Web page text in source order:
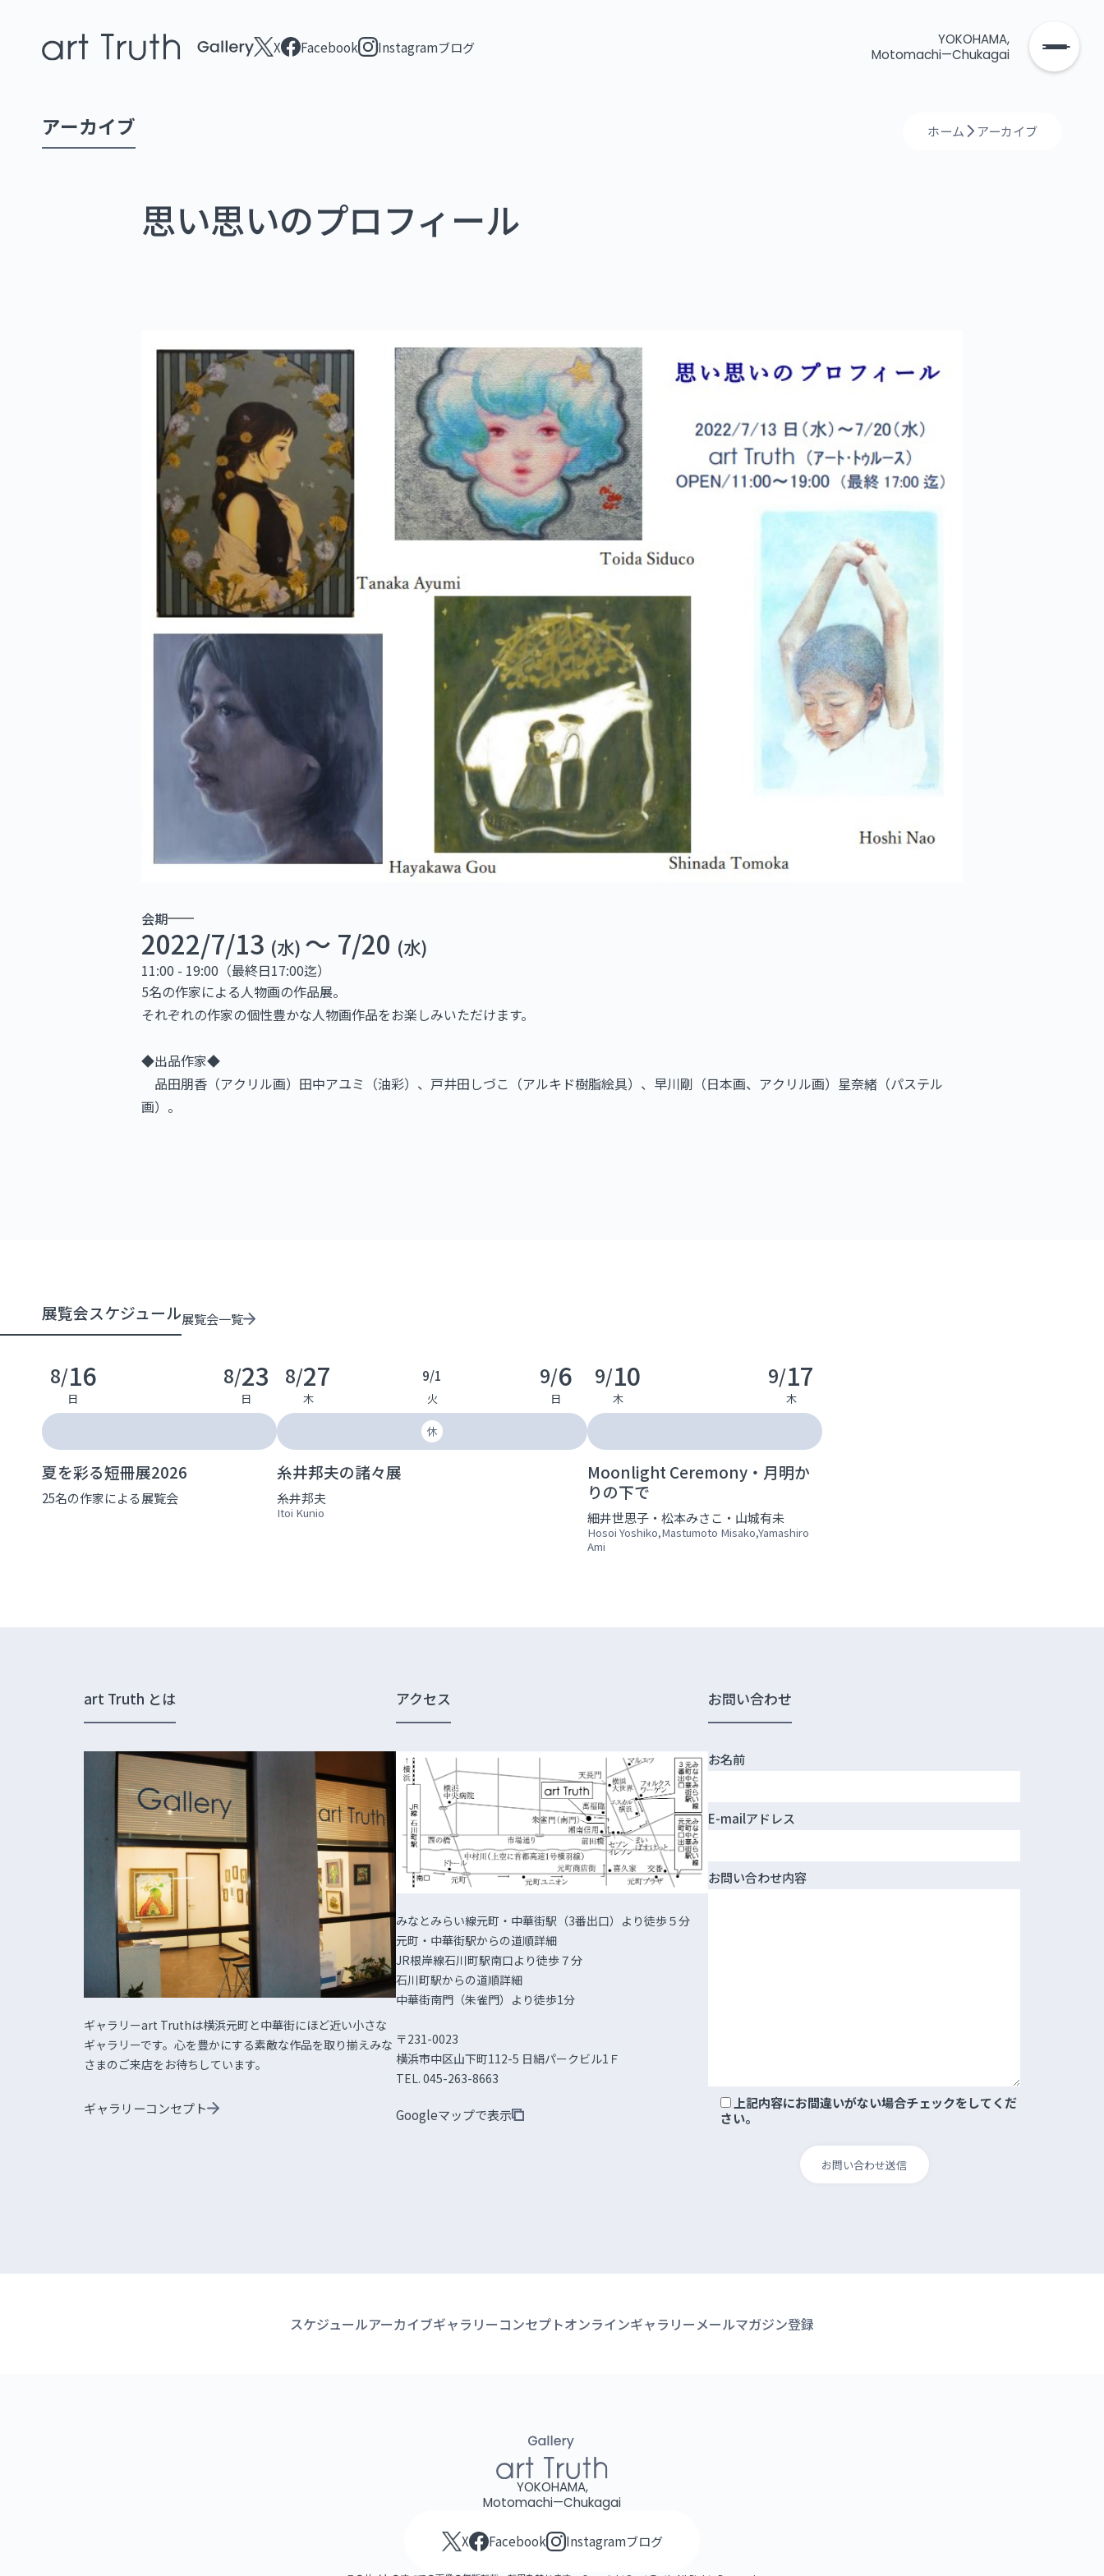
X Facebook Instagramブログ
YOKOHAMA,
Motomachi—Chukagai
アーカイブ ホーム アーカイブ
思い思いのプロフィール
会期
2022/7/13 (水) 〜 7/20 (水)
11:00 - 19:00（最終日17:00迄）
5名の作家による人物画の作品展。
それぞれの作家の個性豊かな人物画作品をお楽しみいただけます。
◆出品作家◆
品田朋香（アクリル画）田中アユミ（油彩）、戸井田しづこ（アルキド樹脂絵具）、早川剛（日本画、アクリル画）星奈緒（パステル
画）。
展覧会スケジュール展覧会一覧
8/16
日
8/23
日
夏を彩る短冊展2026
25名の作家による展覧会
8/27
木
9/1
火
休
9/6
日
糸井邦夫の諸々展
糸井邦夫
Itoi Kunio
9/10
木
9/17
木
Moonlight Ceremony・月明か
りの下で
細井世思子・松本みさこ・山城有未
Hosoi Yoshiko,Mastumoto Misako,Yamashiro
Ami
art Truth とは
ギャラリーart Truthは横浜元町と中華街にほど近い小さな
ギャラリーです。心を豊かにする素敵な作品を取り揃えみな
さまのご来店をお待ちしています。
ギャラリーコンセプト
アクセス
みなとみらい線元町・中華街駅（3番出口）より徒歩５分
元町・中華街駅からの道順詳細
JR根岸線石川町駅南口より徒歩７分
石川町駅からの道順詳細
中華街南門（朱雀門）より徒歩1分
〒231-0023
横浜市中区山下町112-5 日絹パークビル1Ｆ
TEL. 045-263-8663
Googleマップで表示
お問い合わせ
お名前
E-mailアドレス
お問い合わせ内容
上記内容にお間違いがない場合チェックをしてくだ
さい。
スケジュールアーカイブギャラリーコンセプトオンラインギャラリーメールマガジン登録
YOKOHAMA,
Motomachi—Chukagai
X Facebook Instagramブログ